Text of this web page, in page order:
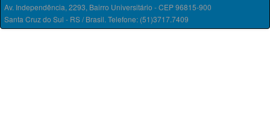
Av. Independência, 2293, Bairro Universitário - CEP 96815-900
Santa Cruz do Sul - RS / Brasil. Telefone: (51)3717.7409